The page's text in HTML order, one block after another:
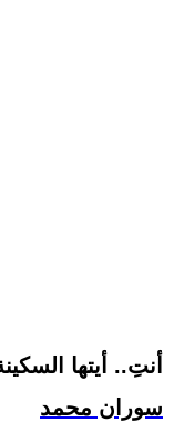
أنتِ.. أيتها
سوران محمد